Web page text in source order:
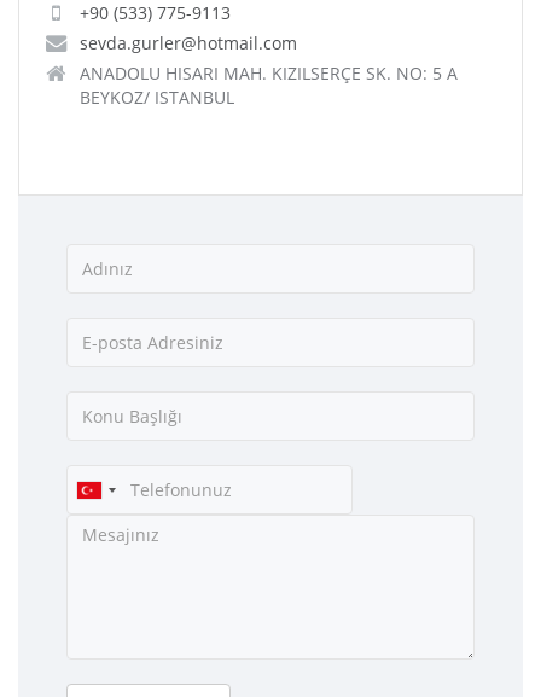
+90 (533) 775-9113
sevda.gurler@hotmail.com
ANADOLU HISARI MAH. KIZILSERÇE SK. NO: 5 A
BEYKOZ/ ISTANBUL